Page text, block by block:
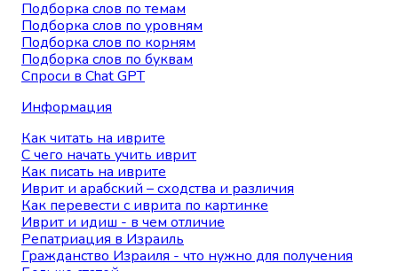
Подборка слов по темам
Подборка слов по уровням
Подборка слов по корням
Подборка слов по буквам
Спроси в Chat GPT
Информация
Как читать на иврите
С чего начать учить иврит
Как писать на иврите
Иврит и арабский – сходства и различия
Как перевести с иврита по картинке
Иврит и идиш - в чем отличие
Репатриация в Израиль
Гражданство Израиля - что нужно для получения